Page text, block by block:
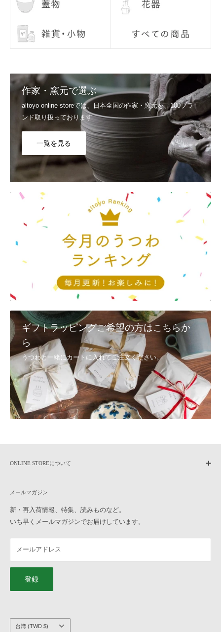
定いただけます。 お時間、置き配指定も合わせてご利用いただけま
す。 ご指定なしの場合は、最短でお届けいたします。
詳しくはご利用ガイドの 配送日のご希望、商品のお届け日
さい。
Shop Pay / Google Pay / Apple Pay / PayPal
▼クレジットカード決済
VISA / Mastercard / JCB / American Express / Diners Club
▼電子マネー決済
楽天ペイ / Paypay / メルペイ
詳しくはご利用ガイドの
支払い方法をご覧ください。
Q8, カートに入れたのに買えませんでした。
システムの都合上、「カートに入れる＝在庫を確保」ではございませ
ん。他のお客様が先に注文を完了した場合には、カートに入れていた
としても、完売してしまう場合もございます。ご了承ください。
Q9, 返品・交換は、対応可能でしょうか？
①配送時の破損
②注文と異なる商品・不良品
商品到着後3日以内に、メール又は電話(092-404-0968)で連絡し、 着
・代替品が在庫にある場合は、速やかに交換、発送させていただきま
す。
・在庫切れの商品に関しましては、後日発送、またはご返金とさせて
いただきます。
・メールでのご連絡は、
お問い合わせからお願いいたします。
③お客様のご都合（イメージと異なるなど） お客様のご都合による返
品・交換につきましては、未使用に限りお受けいたします。
商品到着後7日以内に こちらまでご連絡いただいた後、元払いにてご
返送ください。
8日以上過ぎた場合の返品・交換のご要望は、お受けできなくなりま
す。ご了承ください。
いたします。
・一度でもご使用になられた商品
・商品到着後8日以上経過した商品
・お取り置き、ご予約の商品
いですか？
「ギフトラッピングの色」と「ギフトタグの種類」を選んで、うつわ
と一緒にカートに入れてご注文ください。 ギフトラッピングについ
て、詳しくはこちら
こちらのサービスは承っておりません。ご了承ください。
送信
作家・窯元で選ぶ
altoyo online storeでは、日本全国の作家・窯元を、100ブラ
ンド取り扱っております
一覧を見る
ギフトラッピングご希望の方はこちらか
ら
うつわと一緒にカートに入れてご注文ください。
メールマガジン
新・再入荷情報、特集、読みものなど。
いち早くメールマガジンでお届けしています。
メールアドレス
登録
ONLINE STOREについて
作家もののうつわについて
よくある質問
ご利用ガイド
横浜元町店へのお問い合わせ
特定商取引法に基づく表記
プライバシーポリシー
会社概要
台湾 (TWD $)